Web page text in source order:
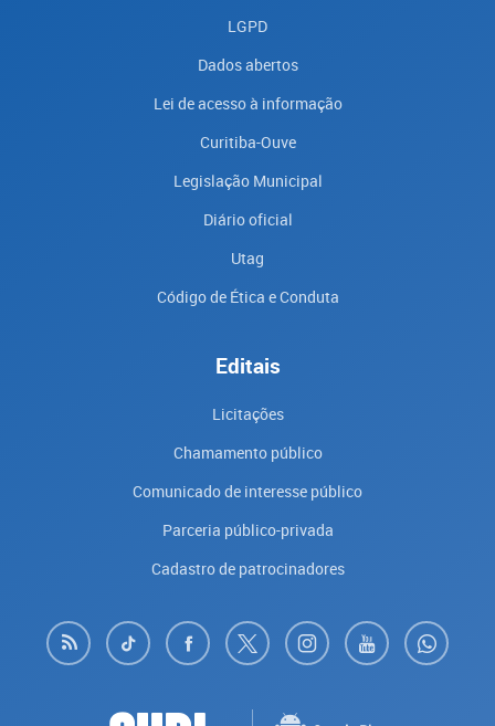
LGPD
Dados abertos
Lei de acesso à informação
Curitiba-Ouve
Legislação Municipal
Diário oficial
Utag
Código de Ética e Conduta
Editais
Licitações
Chamamento público
Comunicado de interesse público
Parceria público-privada
Cadastro de patrocinadores